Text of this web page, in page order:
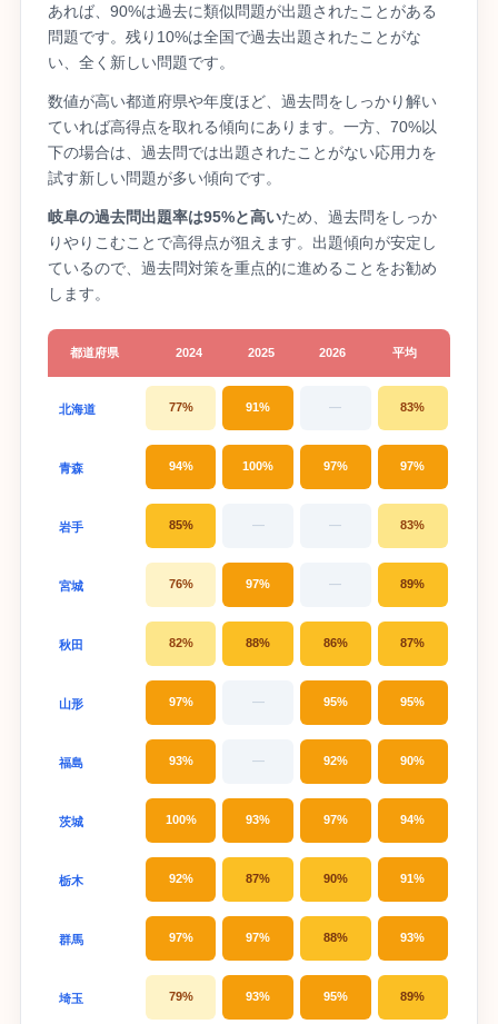
あれば、90%は過去に類似問題が出題されたことがある
問題です。残り10%は全国で過去出題されたことがな
い、全く新しい問題です。
数値が高い都道府県や年度ほど、過去問をしっかり解い
ていれば高得点を取れる傾向にあります。一方、70%以
下の場合は、過去問では出題されたことがない応用力を
試す新しい問題が多い傾向です。
岐阜の過去問出題率は95%と高いため、過去問をしっか
りやりこむことで高得点が狙えます。出題傾向が安定し
ているので、過去問対策を重点的に進めることをお勧め
します。
都道府県 2024 2025 2026 平均
北海道 77% 91% — 83%
青森 94% 100% 97% 97%
岩手 85% — — 83%
宮城 76% 97% — 89%
秋田 82% 88% 86% 87%
山形 97% — 95% 95%
福島 93% — 92% 90%
茨城 100% 93% 97% 94%
栃木 92% 87% 90% 91%
群馬 97% 97% 88% 93%
埼玉 79% 93% 95% 89%